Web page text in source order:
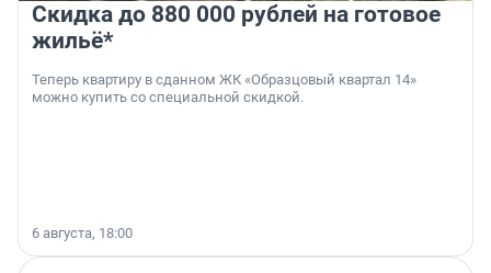
Скидка до 880 000 рублей на готовое
жильё*
Теперь квартиру в сданном ЖК «Образцовый квартал 14»
можно купить со специальной скидкой.
6 августа, 18:00